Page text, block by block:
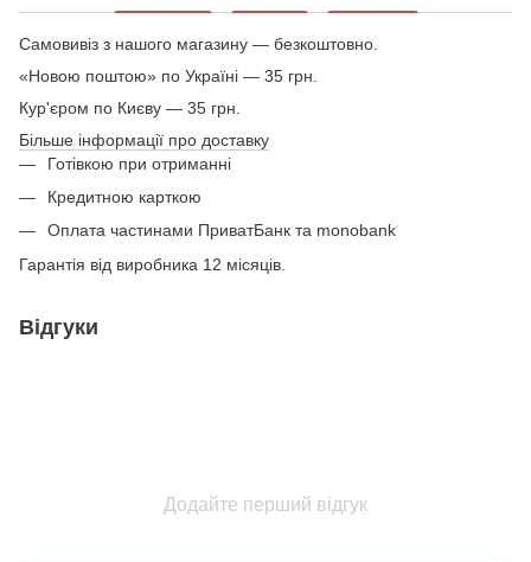
Самовивіз з нашого магазину — безкоштовно.
«Новою поштою» по Україні — 35 грн.
Кур'єром по Києву — 35 грн.
Більше інформації про доставку
Готівкою при отриманні
Кредитною карткою
Оплата частинами ПриватБанк та monobank
Гарантія від виробника 12 місяців.
Відгуки
Додайте перший відгук